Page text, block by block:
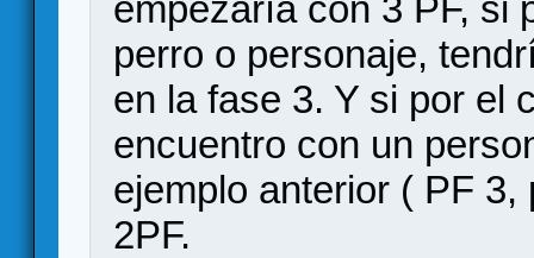
empezaría con 3 PF, si
perro o personaje,
en la fase 3. Y si por el
encuentro con un
ejemplo anterior ( PF
2PF.